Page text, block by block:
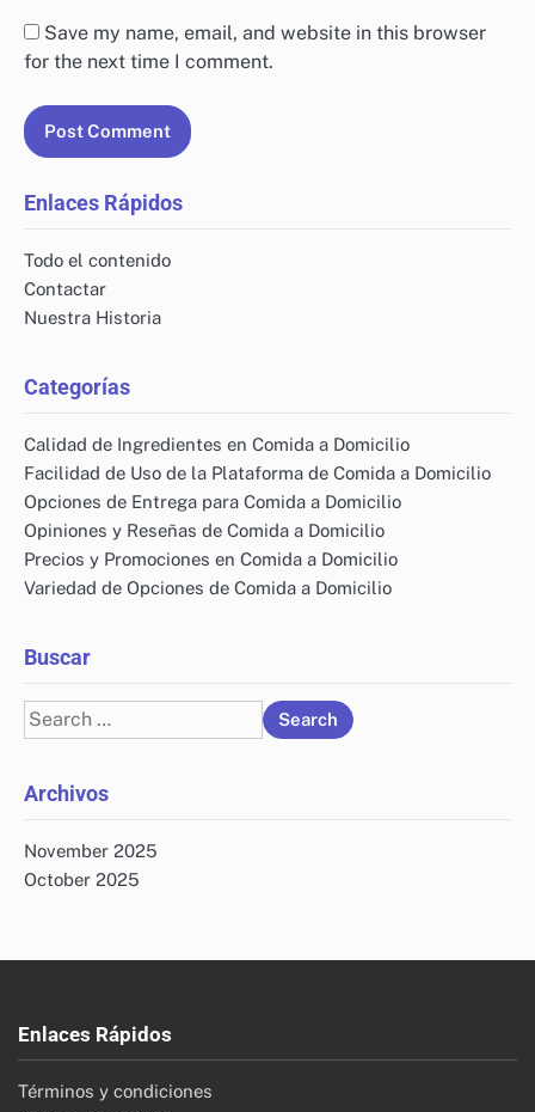
Save my name, email, and website in this browser
for the next time I comment.
Enlaces Rápidos
Todo el contenido
Contactar
Nuestra Historia
Categorías
Calidad de Ingredientes en Comida a Domicilio
Facilidad de Uso de la Plataforma de Comida a Domicilio
Opciones de Entrega para Comida a Domicilio
Opiniones y Reseñas de Comida a Domicilio
Precios y Promociones en Comida a Domicilio
Variedad de Opciones de Comida a Domicilio
Buscar
Search
for:
Archivos
November 2025
October 2025
Enlaces Rápidos
Términos y condiciones